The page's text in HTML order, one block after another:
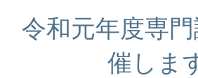
令和元年度専
催しま